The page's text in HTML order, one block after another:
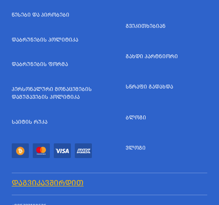
ᲬᲔᲡᲔᲑᲘ ᲓᲐ ᲞᲘᲠᲝᲑᲔᲑᲘ
ᲓᲐᲑᲠᲣᲜᲔᲑᲘᲡ ᲞᲝᲚᲘᲢᲘᲙᲐ
ᲓᲐᲑᲠᲣᲜᲔᲑᲘᲡ ᲤᲝᲠᲛᲐ
ᲞᲔᲠᲡᲝᲜᲐᲚᲣᲠᲘ ᲛᲝᲜᲐᲪᲔᲛᲔᲑᲘᲡ
ᲓᲐᲛᲣᲨᲐᲕᲔᲑᲘᲡ ᲞᲝᲚᲘᲢᲘᲙᲐ
ᲡᲐᲘᲢᲘᲡ ᲠᲣᲙᲐ
ᲒᲕᲔᲙᲘᲗᲮᲔᲑᲘᲐᲜ
ᲒᲐᲮᲓᲘ ᲞᲐᲠᲢᲜᲘᲝᲠᲘ
ᲡᲬᲠᲐᲤᲘ ᲒᲐᲓᲐᲮᲓᲐ
ᲑᲚᲝᲒᲘ
ᲕᲚᲝᲒᲘ
ᲓᲐᲒᲕᲘᲙᲐᲕᲨᲘᲠᲓᲘᲗ